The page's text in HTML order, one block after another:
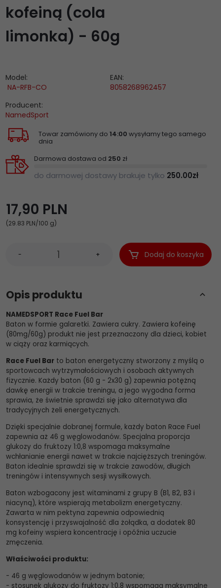
kofeiną (cola
limonka) - 60g
Model:
NA-RFB-CO
EAN:
8058268962457
Producent:
NamedSport
Towar zamówiony do 14:00 wysyłamy tego samego
dnia
Darmowa dostawa od 250 zł
do darmowej dostawy brakuje tylko 250.00zł
17,90 PLN
(29.83 PLN/100 g)
- + Dodaj do koszyka
Opis produktu
NAMEDSPORT Race Fuel Bar
Baton w formie galaretki. Zawiera cukry. Zawiera kofeinę
(80mg/60g) produkt nie jest przeznaczony dla dzieci, kobiet
w ciąży oraz karmiących.
Race Fuel Bar to baton energetyczny stworzony z myślą o
sportowcach wytrzymałościowych i osobach aktywnych
fizycznie. Każdy baton (60 g - 2x30 g) zapewnia potężną
dawkę energii w trakcie treningu, a jego wygodna forma
sprawia, że świetnie sprawdzi się jako alternatywa dla
tradycyjnych żeli energetycznych.
Dzięki specjalnie dobranej formule, każdy baton Race Fuel
zapewnia aż 46 g węglowodanów. Specjalna proporcja
glukozy do fruktozy 1:0,8 wspomaga maksymalne
wchłanianie energii nawet w trakcie najcięższych treningów.
Baton idealnie sprawdzi się w trakcie zawodów, długich
treningów i intensywnych sesji wysiłkowych.
Baton wzbogacony jest witaminami z grupy B (B1, B2, B3 i
niacyną), które wspierają metabolizm energetyczny.
Zawarta w nim pektyna zapewnia odpowiednią
konsystencję i przyswajalność dla żołądka, a dodatek 80
mg kofeiny wspiera koncentrację i opóźnia uczucie
zmęczenia.
Właściwości produktu:
- 46 g węglowodanów w jednym batonie;
- stosunek glukozy do fruktozy 1:0,8 wspomaga maksymalne